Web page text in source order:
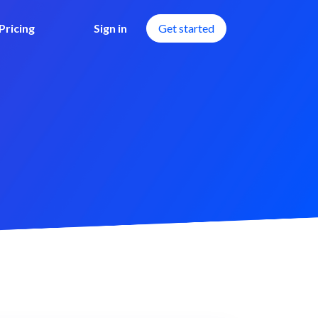
Sign in Get started